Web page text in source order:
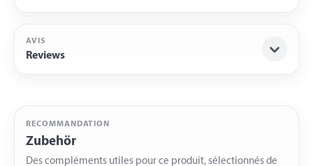
AVIS
Reviews
RECOMMANDATION
Zubehör
Des compléments utiles pour ce produit, sélectionnés de